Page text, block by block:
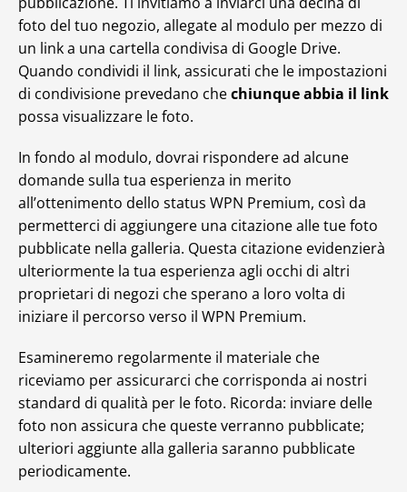
foto del tuo negozio, allegate al modulo per mezzo di
un link a una cartella condivisa di Google Drive.
Quando condividi il link, assicurati che le impostazioni
di condivisione prevedano chechiunque abbia il link
possa visualizzare le foto.
In fondo al modulo, dovrai rispondere ad alcune
domande sulla tua esperienza in merito
all’ottenimento dello status WPN Premium, così da
permetterci di aggiungere una citazione alle tue foto
pubblicate nella galleria. Questa citazione evidenzierà
ulteriormente la tua esperienza agli occhi di altri
proprietari di negozi che sperano a loro volta di
iniziare il percorso verso il WPN Premium.
Esamineremo regolarmente il materiale che
riceviamo per assicurarci che corrisponda ai nostri
standard di qualità per le foto. Ricorda: inviare delle
foto non assicura che queste verranno pubblicate;
ulteriori aggiunte alla galleria saranno pubblicate
periodicamente.